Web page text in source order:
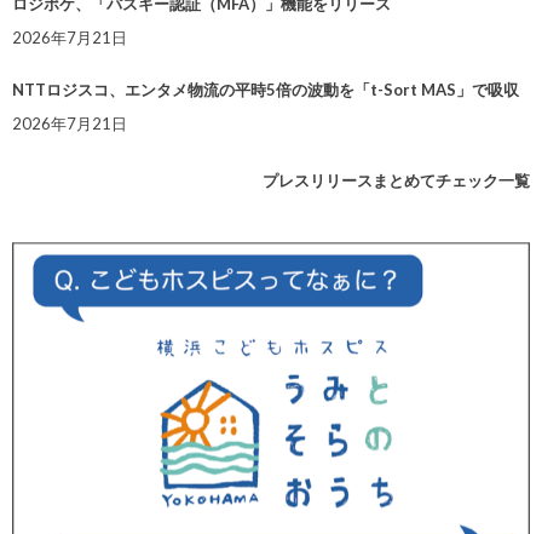
2026年7月21日
NTTロジスコ、エンタメ物流の平時5倍の波動を「t-Sort MAS」で吸収
2026年7月21日
プレスリリースまとめてチェック一覧